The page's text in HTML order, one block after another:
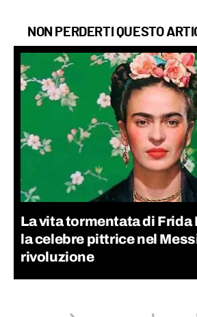
NON PERDERTI QUESTO
La vita tormentata di Frida
la celebre pittrice nel
rivoluzione